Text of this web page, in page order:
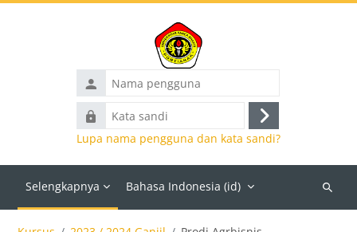
Nama
pengguna
Kata
sandi
Masuk
Lupa nama pengguna dan kata sandi?
Selengkapnya Bahasa Indonesia ‎(id)‎
Cari